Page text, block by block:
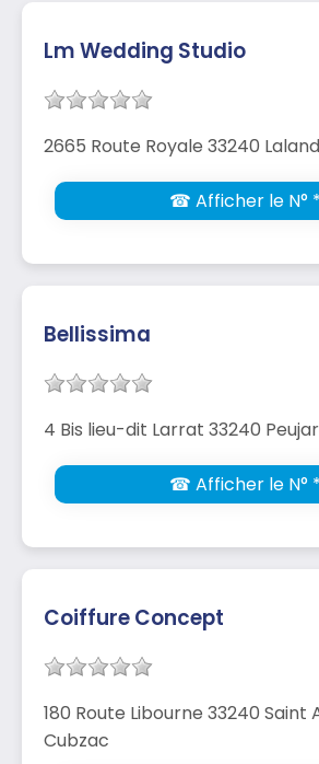
Lm Wedding Studio
2665 Route Royale 33240
☎ Afficher le N° *
Bellissima
4 Bis lieu-dit Larrat 33240
☎ Afficher le N° *
Coiffure Concept
180 Route Libourne 33240 Saint
Cubzac